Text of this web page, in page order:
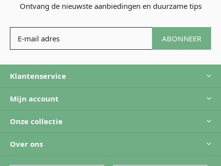
Ontvang de nieuwste aanbiedingen en duurzame tips
ABONNEER
Klantenservice
Mijn account
Onze collectie
Over ons